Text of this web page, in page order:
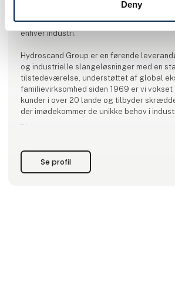
Deny
Eksperter i hydrauliske og industrielle
enhver industri.
Hydroscand Group er en førende
og industrielle slangeløsninger med en
tilstedeværelse, understøttet af global
familievirksomhed siden 1969 er vi
kunder i over 20 lande og tilbyder
der imødekommer de unikke behov i
kundeservice. Vores strategisk placerede
SlangExpress
Se profil